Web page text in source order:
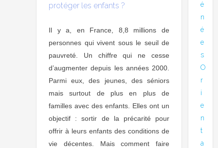
protéger les enfants ?
Il y a, en France, 8,8 millions de
personnes qui vivent sous le seuil de
pauvreté. Un chiffre qui ne cesse
d’augmenter depuis les années 2000.
Parmi eux, des jeunes, des séniors
mais surtout de plus en plus de
familles avec des enfants. Elles ont un
objectif : sortir de la précarité pour
offrir à leurs enfants des conditions de
vie décentes. Mais comment faire
é
n
é
e
s
O
r
i
e
n
t
a